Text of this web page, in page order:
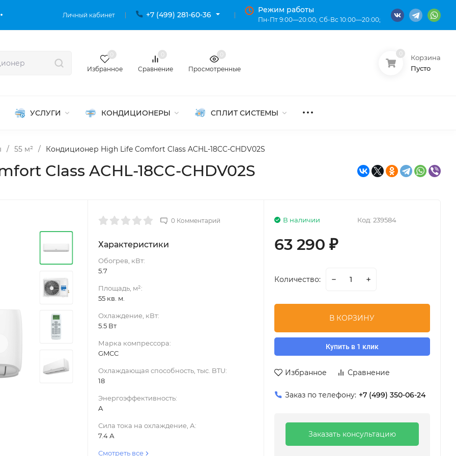
Личный кабинет +7 (499) 281-60-36
Режим работы
Пн-Пт 9:00—20:00; Сб-Вс 10:00—20:00;
Избранное Сравнение Просмотренные
Корзина
Пусто
УСЛУГИ КОНДИЦИОНЕРЫ СПЛИТ СИСТЕМЫ
/ 55 м² / Кондиционер High Life Comfort Class ACHL-18CC-CHDV02S
Class ACHL-18CC-CHDV02S
0 Комментарий
Характеристики
Обогрев, кВт:
5.7
Площадь, м²:
55 кв. м.
Охлаждение, кВт:
5.5 Вт
Марка компрессора:
GMCC
Охлаждающая способность, тыс. BTU:
18
Энергоэффективность:
A
Сила тока на охлаждение, А:
7.4 А
Смотреть все
Код: 239584
В наличии
63 290 ₽
Количество:
В КОРЗИНУ
Купить в 1 клик
Избранное Сравнение
Заказ по телефону: +7 (499) 350-06-24
Заказать консультацию